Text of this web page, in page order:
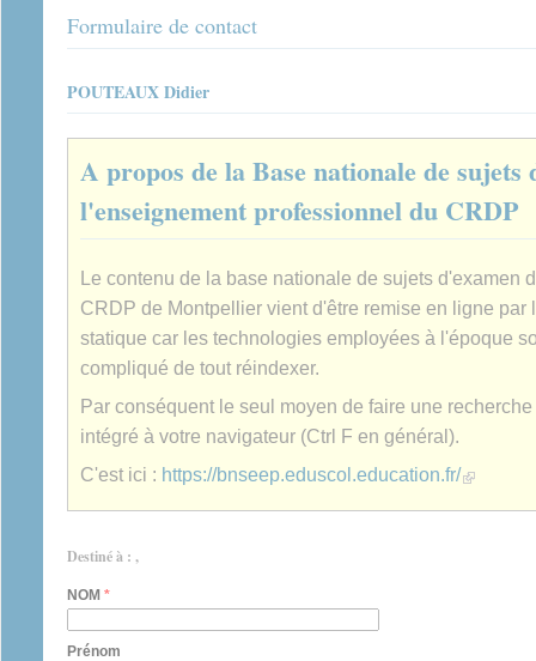
Formulaire de contact
POUTEAUX Didier
A propos de la Base nationale de sujets
l'enseignement professionnel du CRDP
Le contenu de la base nationale de sujets d'examen
CRDP de Montpellier vient d'être remise en ligne par
statique car les technologies employées à l'époque
compliqué de tout réindexer.
Par conséquent le seul moyen de faire une
intégré à votre navigateur (Ctrl F en général).
C'est ici : https://bnseep.eduscol.education.fr/(link is
Destiné à : ,
NOM *
Prénom